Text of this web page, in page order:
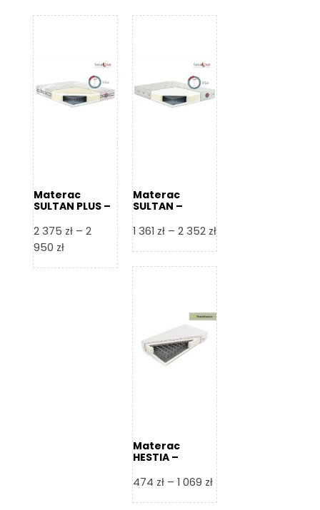
119 zł
Materac
SULTAN PLUS –
2 375 zł – 2
950 złZakres
Materac
SULTAN –
1 361 zł – 2 352 złZakres
cen:
od
1
361 zł
do
2
352 zł
Materac
HESTIA –
474 zł – 1 069 złZakres
cen: